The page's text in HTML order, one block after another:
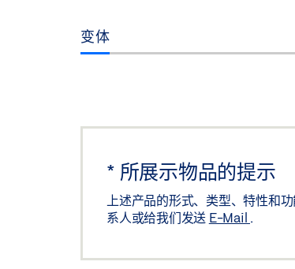
变体
* 所展示物品的提示
上述产品的形式、类型、特性和
系人或给我们发送 E-Mail